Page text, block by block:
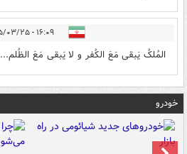
۱۶:۰۹ - ۱۴۰۵/۰۳/۲۵
المُلکُ یَبقی مَعَ الکُفر و لا یَبقی مَعَ الظُلم...
خودرو